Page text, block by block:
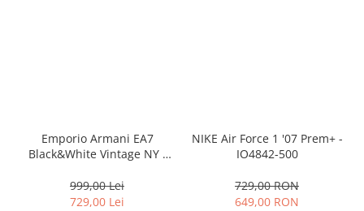
Emporio Armani EA7
Black&White Vintage NY -
999,00 Lei
729,00 Lei
NIKE Air Force 1 '07 Prem+ -
IO4842-500
729,00 RON
649,00 RON